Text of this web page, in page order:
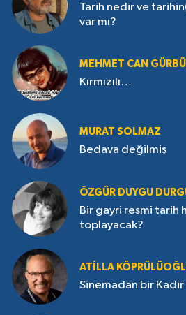
Tarih nedir ve
var mı?
MEHMET CAN
Kırmızılı…
MURAT SOLMAZ
Bedava değilmiş
ÖZGÜR DUYGU
Bir gayri resmi tarih
toplayacak?
ATILLA
Sinemadan bir Kadir